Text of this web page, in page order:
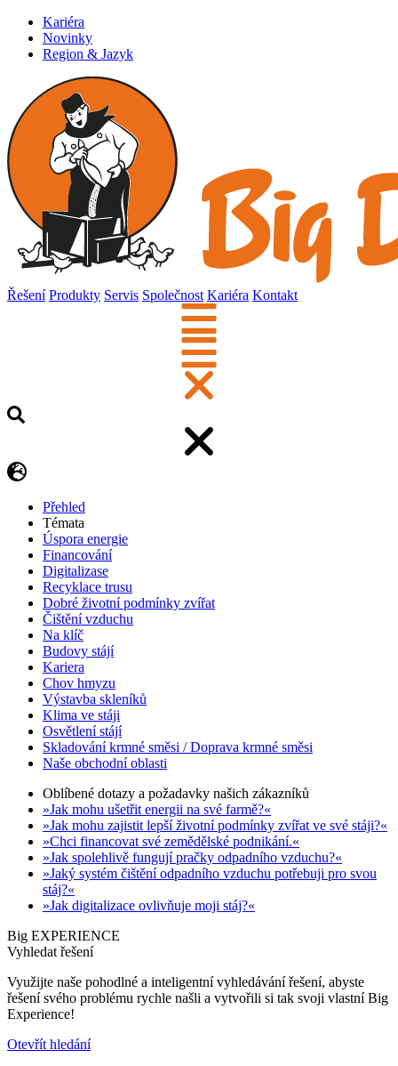
Kariéra
Novinky
Region & Jazyk
Řešení Produkty Servis Společnost Kariéra Kontakt
Přehled
Témata
Úspora energie
Financování
Digitalizase
Recyklace trusu
Dobré životní podmínky zvířat
Čištění vzduchu
Na klíč
Budovy stájí
Kariera
Chov hmyzu
Výstavba skleníků
Klima ve stáji
Osvětlení stájí
Skladování krmné směsi / Doprava krmné směsi
Naše obchodní oblasti
Oblíbené dotazy a požadavky našich zákazníků
»Jak mohu ušetřit energii na své farmě?«
»Jak mohu zajistit lepší životní podmínky zvířat ve své stáji?«
»Chci financovat své zemědělské podnikání.«
»Jak spolehlivě fungují pračky odpadního vzduchu?«
»Jaký systém čištění odpadního vzduchu potřebuji pro svou
stáj?«
»Jak digitalizace ovlivňuje moji stáj?«
Big EXPERIENCE
Vyhledat řešení
Využijte naše pohodlné a inteligentní vyhledávání řešení, abyste
řešení svého problému rychle našli a vytvořili si tak svoji vlastní Big
Experience!
Otevřít hledání